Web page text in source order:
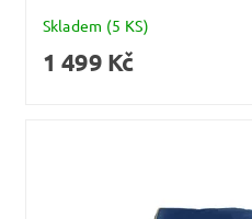
Skladem (5 KS)
1 499 Kč